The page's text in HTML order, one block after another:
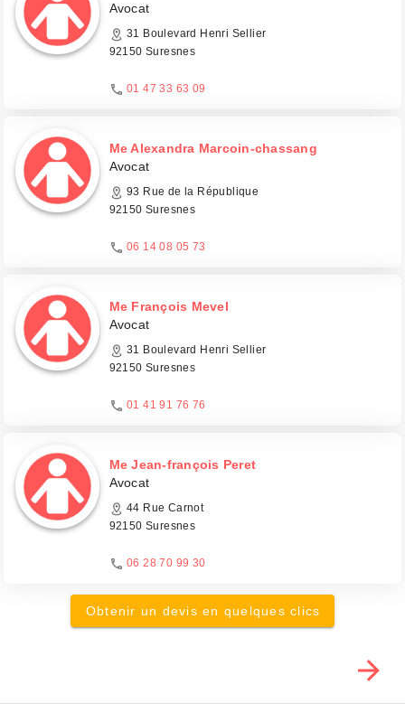
Avocat
31 Boulevard Henri Sellier
92150 Suresnes
01 47 33 63 09
Me Alexandra Marcoin-chassang
Avocat
93 Rue de la République
92150 Suresnes
06 14 08 05 73
Me François Mevel
Avocat
31 Boulevard Henri Sellier
92150 Suresnes
01 41 91 76 76
Me Jean-françois Peret
Avocat
44 Rue Carnot
92150 Suresnes
06 28 70 99 30
Obtenir un devis en quelques clics